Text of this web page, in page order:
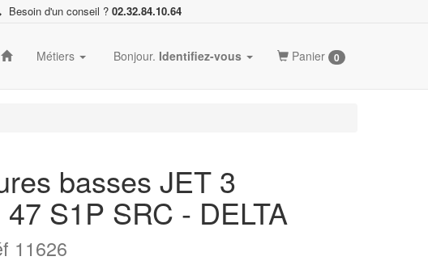
Besoin d'un conseil ? 02.32.84.10.64
Métiers Bonjour. Identifiez-vous Panier 0
basses JET 3
S1P SRC - DELTA
11626